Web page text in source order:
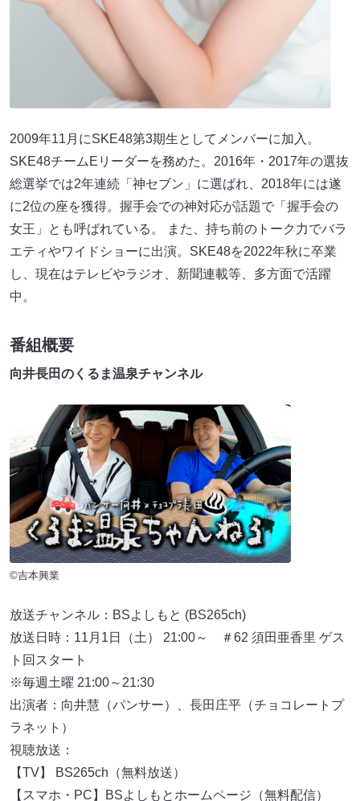
2009年11月にSKE48第3期生としてメンバーに加入。
SKE48チームEリーダーを務めた。2016年・2017年の選抜
総選挙では2年連続「神セブン」に選ばれ、2018年には遂
に2位の座を獲得。握手会での神対応が話題で「握手会の
女王」とも呼ばれている。 また、持ち前のトーク力でバラ
エティやワイドショーに出演。SKE48を2022年秋に卒業
し、現在はテレビやラジオ、新聞連載等、多方面で活躍
中。
番組概要
向井長田のくるま温泉チャンネル
©吉本興業
放送チャンネル：BSよしもと (BS265ch)
放送日時：11月1日（土） 21:00～ ＃62 須田亜香里 ゲス
ト回スタート
※毎週土曜 21:00～21:30
出演者：向井慧（パンサー）、長田庄平（チョコレートプ
ラネット）
視聴放送：
【TV】 BS265ch（無料放送）
【スマホ・PC】BSよしもとホームページ（無料配信）